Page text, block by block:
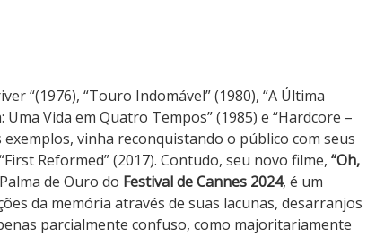
“(1976), “Touro Indomável” (1980), “A Última
Vida em Quatro Tempos” (1985) e “Hardcore –
vinha reconquistando o público com seus
Reformed” (2017). Contudo, seu novo filme, “Oh,
de Ouro do Festival de Cannes 2024, é um
da memória através de suas lacunas, desarranjos
parcialmente confuso, como majoritariamente